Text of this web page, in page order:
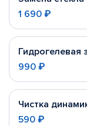
1 690 ₽
Гидрогелевая
990 ₽
Чистка
590 ₽